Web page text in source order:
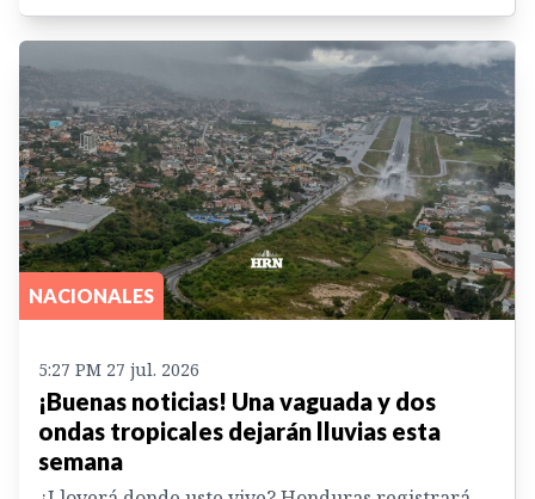
NACIONALES
5:27 PM 27 jul. 2026
¡Buenas noticias! Una vaguada y dos
ondas tropicales dejarán lluvias esta
semana